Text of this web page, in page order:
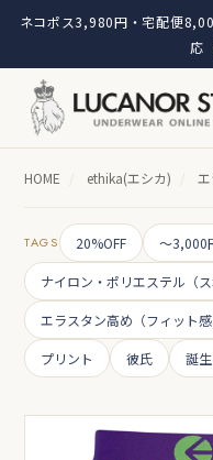
ネコポス3,980円・宅配便
応
HOME / ethika(エシカ) /
TAGS 20%OFF ～3,000
ナイロン・ポリエステル（ス
エラスタン高め（フィット感
プリント 彼氏 誕